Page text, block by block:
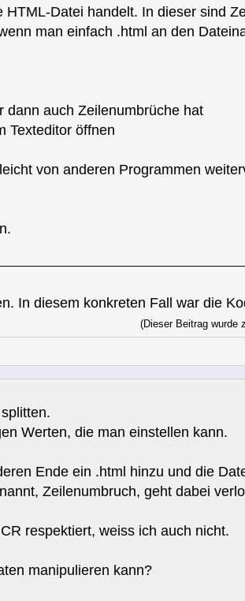
Datei handelt. In dieser sind
man einfach .html an den
dann auch Zeilenumbrüche hat
Texteditor öffnen
von anderen Programmen
In diesem konkreten Fall war die
(Dieser Beitrag wurde
Werten, die man einstellen kann.
Ende ein .html hinzu und die
Zeilenumbruch, geht dabei
respektiert, weiss ich auch nicht.
manipulieren kann?